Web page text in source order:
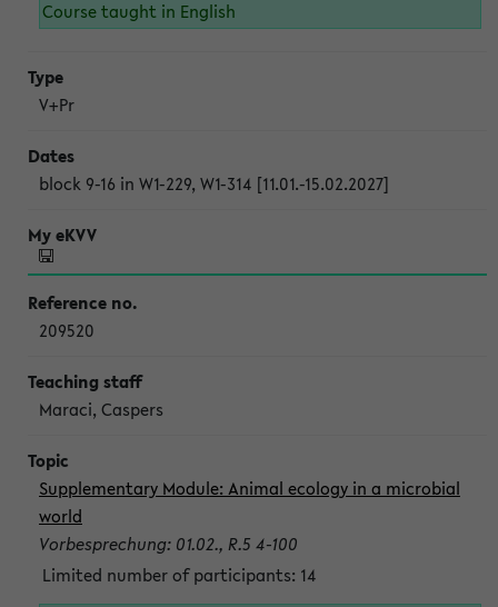
Course taught in English
V+Pr
block 9-16 in W1-229, W1-314 [11.01.-15.02.2027]
209520
Maraci, Caspers
Supplementary Module: Animal ecology in a microbial
world
Vorbesprechung: 01.02., R.5 4-100
Limited number of participants: 14